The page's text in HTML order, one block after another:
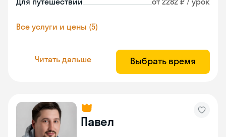
Все услуги и цены (5)
Читать дальше Выбрать время
Павел